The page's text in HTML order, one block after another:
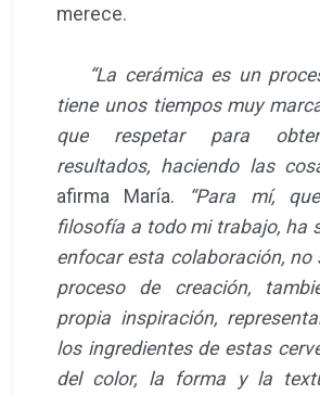
merece.
“La cerámica es un
tiene unos tiempos muy
que respetar para
resultados, haciendo las
afirma María.
“Para mí,
filosofía a todo mi trabajo, ha
enfocar esta colaboración, no
proceso de creación,
propia inspiración,
los ingredientes de estas
del color, la forma y la